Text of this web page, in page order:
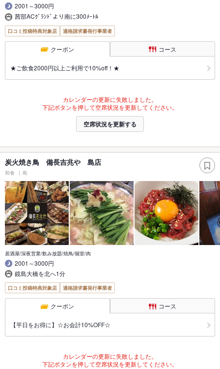
2001～3000円
茜部ACｸﾞﾗﾝﾄﾞより南に300ﾒｰﾄﾙ
口コミ投稿特典対象店 適格請求書発行事業者
クーポン コース
★ご飲食2000円以上ご利用で10%off！★
カレンダーの更新に失敗しました。
下記ボタンを押して空席状況を更新してください。
空席状況を更新する
炭火焼き鳥 備長吉兆や 島店
和食 島
居酒屋/深夜営業/飲み放題/焼鳥/個室/肉
2001～3000円
鏡島大橋を北へ1分
口コミ投稿特典対象店 適格請求書発行事業者
クーポン コース
【平日をお得に】☆お会計10%OFF☆
カレンダーの更新に失敗しました。
下記ボタンを押して空席状況を更新してください。